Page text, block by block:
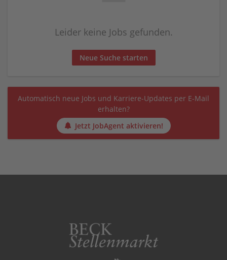
Leider keine Jobs gefunden.
Neue Suche starten
Automatisch neue Jobs und Karriere-Updates per E-Mail
erhalten?
Jetzt JobAgent aktivieren!